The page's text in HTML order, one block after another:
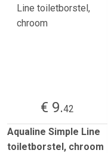
€ 9.42
Aqualine Simple Line
toiletborstel, chroom